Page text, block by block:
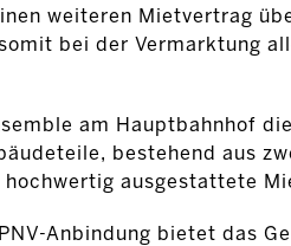
weiteren Mietvertrag
bei der Vermarktung
am Hauptbahnhof
bestehend aus
ausgestattete
Anbindung bietet das